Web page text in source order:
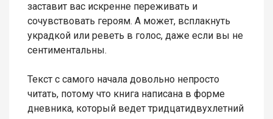
заставит вас искренне переживать и
сочувствовать героям. А может, всплакнуть
украдкой или реветь в голос, даже если вы не
сентиментальны.
Текст с самого начала довольно непросто
читать, потому что книга написана в форме
дневника, который ведет тридцатидвухлетний